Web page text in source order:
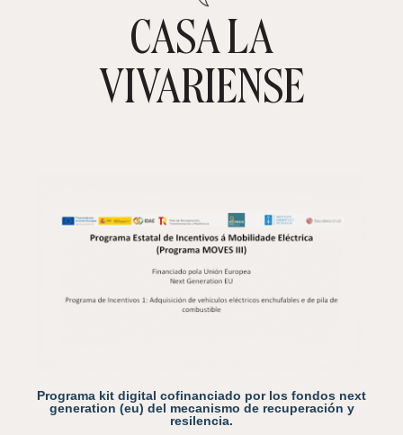
TIENDA ONLINECASA LA
VIVARIENSE
Programa kit digital cofinanciado por los fondos next
generation (eu) del mecanismo de recuperación y
resilencia.